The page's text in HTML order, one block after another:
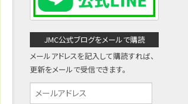
JMC公式ブログをメールで購読
メールアドレスを記入して購読すれば、
更新をメールで受信できます。